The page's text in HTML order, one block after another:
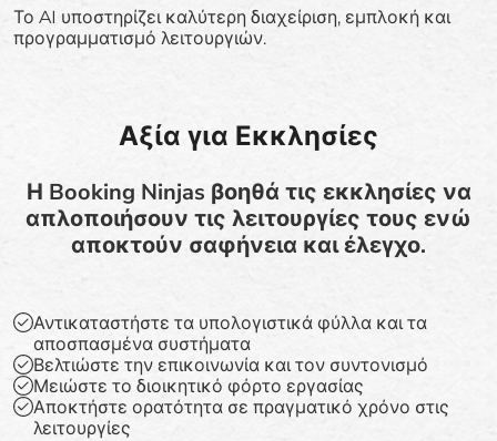
Το AI υποστηρίζει καλύτερη διαχείριση, εμπλοκή και
προγραμματισμό λειτουργιών.
Αξία για Εκκλησίες
Η Booking Ninjas βοηθά τις εκκλησίες να
απλοποιήσουν τις λειτουργίες τους ενώ
αποκτούν σαφήνεια και έλεγχο.
Αντικαταστήστε τα υπολογιστικά φύλλα και τα
αποσπασμένα συστήματα
Βελτιώστε την επικοινωνία και τον συντονισμό
Μειώστε το διοικητικό φόρτο εργασίας
Αποκτήστε ορατότητα σε πραγματικό χρόνο στις
λειτουργίες